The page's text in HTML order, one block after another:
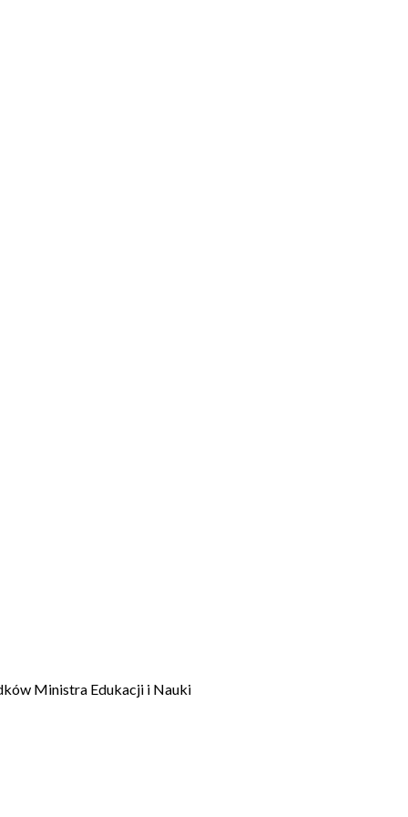
Ministra Edukacji i Nauki